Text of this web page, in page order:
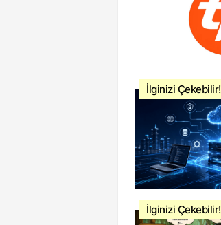
İlginizi Çekebilir!
İlginizi Çekebilir!